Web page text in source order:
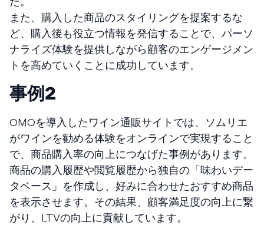
また、購入した商品のスタイリングを提案するな
ど、購入後も役立つ情報を発信することで、パーソ
ナライズ体験を提供しながら顧客のエンゲージメン
トを高めていくことに成功しています。
事例２
OMOを導入したワイン通販サイトでは、ソムリエ
がワインを勧める体験をオンラインで実現すること
で、商品購入率の向上につなげた事例があります。
商品の購入履歴や閲覧履歴から独自の「味わいデー
タベース」を作成し、好みに合わせたおすすめ商品
を表示させます。その結果、顧客満足度の向上に繋
がり、LTVの向上に貢献しています。